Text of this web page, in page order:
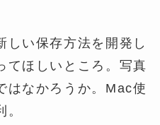
しい保存方法を開発し
てほしいところ。写真
はなかろうか。Mac使